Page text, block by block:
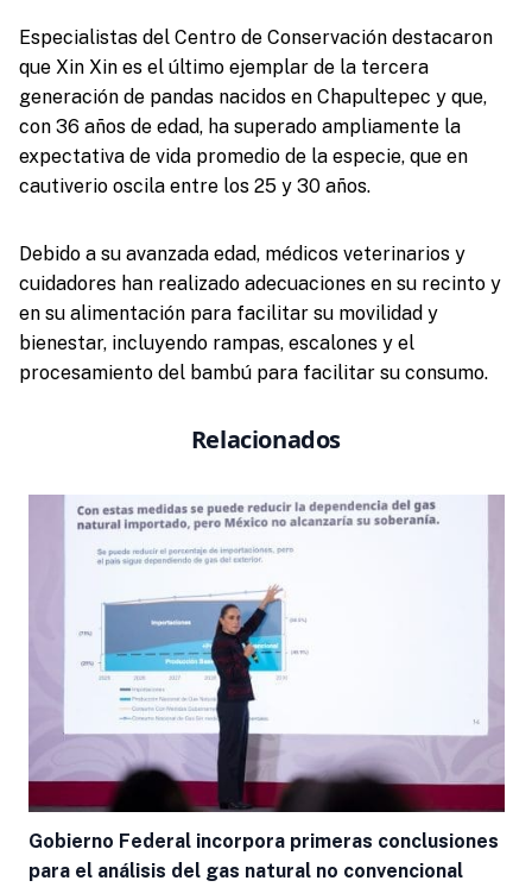
Especialistas del Centro de Conservación destacaron
que Xin Xin es el último ejemplar de la tercera
generación de pandas nacidos en Chapultepec y que,
con 36 años de edad, ha superado ampliamente la
expectativa de vida promedio de la especie, que en
cautiverio oscila entre los 25 y 30 años.
Debido a su avanzada edad, médicos veterinarios y
cuidadores han realizado adecuaciones en su recinto y
en su alimentación para facilitar su movilidad y
bienestar, incluyendo rampas, escalones y el
procesamiento del bambú para facilitar su consumo.
Relacionados
Gobierno Federal incorpora primeras conclusiones
para el análisis del gas natural no convencional